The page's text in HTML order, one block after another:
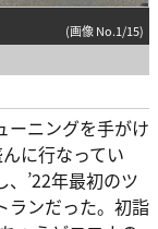
(画像 No.1/15)
ーニングを手がけ
に行なってい
’22年最初のツ
ランだった。初詣